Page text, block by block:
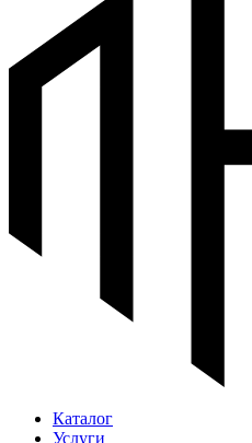
Каталог
Услуги